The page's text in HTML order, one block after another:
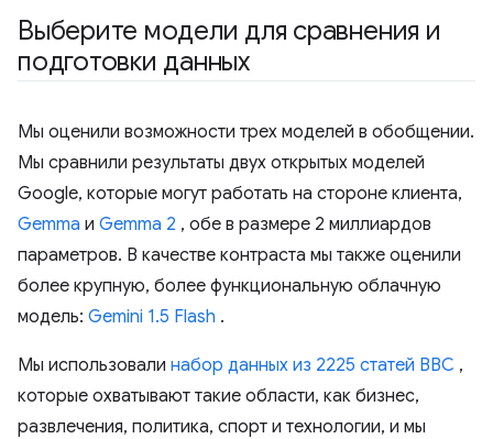
Выберите модели для сравнения и
подготовки данных
Мы оценили возможности трех моделей в обобщении.
Мы сравнили результаты двух открытых моделей
Google, которые могут работать на стороне клиента,
Gemma и Gemma 2 , обе в размере 2 миллиардов
параметров. В качестве контраста мы также оценили
более крупную, более функциональную облачную
модель: Gemini 1.5 Flash .
Мы использовали набор данных из 2225 статей BBC ,
которые охватывают такие области, как бизнес,
развлечения, политика, спорт и технологии, и мы